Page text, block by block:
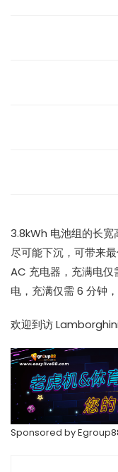
3.8kWh 电池组的长
尽可能下沉，可带来
AC 充电器，充满电仅
电，充满仅需 6 分钟
欢迎到访
Sponsored by